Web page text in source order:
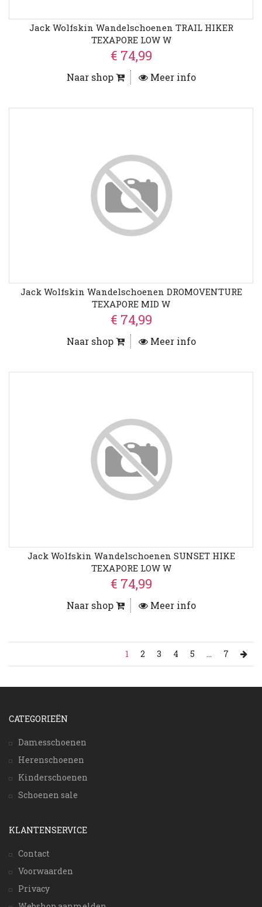
Jack Wolfskin Wandelschoenen TRAIL HIKER
TEXAPORE LOW W
€ 74,99
Naar shop Meer info
Jack Wolfskin Wandelschoenen DROMOVENTURE
TEXAPORE MID W
€ 74,99
Naar shop Meer info
Jack Wolfskin Wandelschoenen SUNSET HIKE
TEXAPORE LOW W
€ 74,99
Naar shop Meer info
1 2 3 4 5 ... 7
CATEGORIEËN
Damesschoenen
Herenschoenen
Kinderschoenen
Schoenen sale
KLANTENSERVICE
Contact
Voorwaarden
Privacy